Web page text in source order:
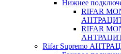
Нижнее
RIFAR
RIFAR
Rifar Supremo